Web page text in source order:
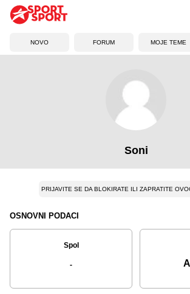
NOVO FORUM MOJE TEME
Soni
PRIJAVITE SE DA BLOKIRATE ILI ZAPRATITE
OSNOVNI PODACI
Spol
-